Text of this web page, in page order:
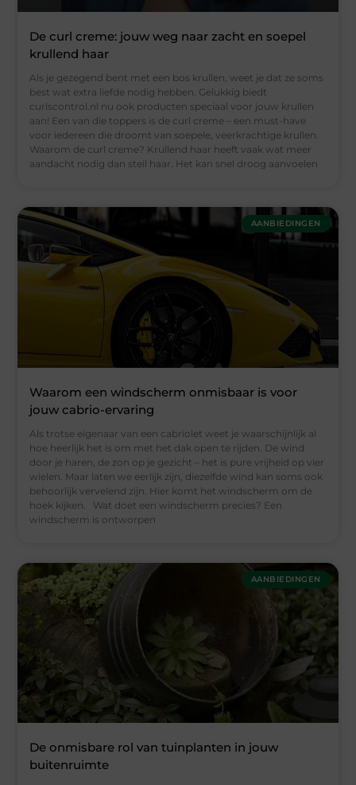
De curl creme: jouw weg naar zacht en soepel
krullend haar
Als je gezegend bent met een bos krullen, weet je dat ze soms
best wat extra liefde nodig hebben. Gelukkig biedt
curlscontrol.nl nu ook producten speciaal voor jouw krullen
aan! Een van die toppers is de curl creme – een must-have
voor iedereen die droomt van soepele, veerkrachtige krullen.
Waarom de curl creme? Krullend haar heeft vaak wat meer
aandacht nodig dan steil haar. Het kan snel droog aanvoelen
AANBIEDINGEN
Waarom een windscherm onmisbaar is voor
jouw cabrio-ervaring
Als trotse eigenaar van een cabriolet weet je waarschijnlijk al
hoe heerlijk het is om met het dak open te rijden. De wind
door je haren, de zon op je gezicht – het is pure vrijheid op vier
wielen. Maar laten we eerlijk zijn, diezelfde wind kan soms ook
behoorlijk vervelend zijn. Hier komt het windscherm om de
hoek kijken. Wat doet een windscherm precies? Een
windscherm is ontworpen
AANBIEDINGEN
De onmisbare rol van tuinplanten in jouw
buitenruimte